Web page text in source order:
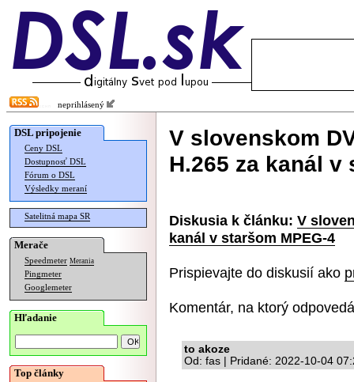
neprihlásený
DSL pripojenie
Ceny DSL
Dostupnosť DSL
Fórum o DSL
Výsledky meraní
Satelitná mapa SR
Merače
Speedmeter Merania
Pingmeter
Googlemeter
Hľadanie
Top články
V slovenskom
H.265 za kanál v
Diskusia k článku: V
kanál v staršom MPEG-4
Prispievajte do diskusií ako
Komentár, na ktorý
to akoze
Od: fas | Pridané: 2022-10-04